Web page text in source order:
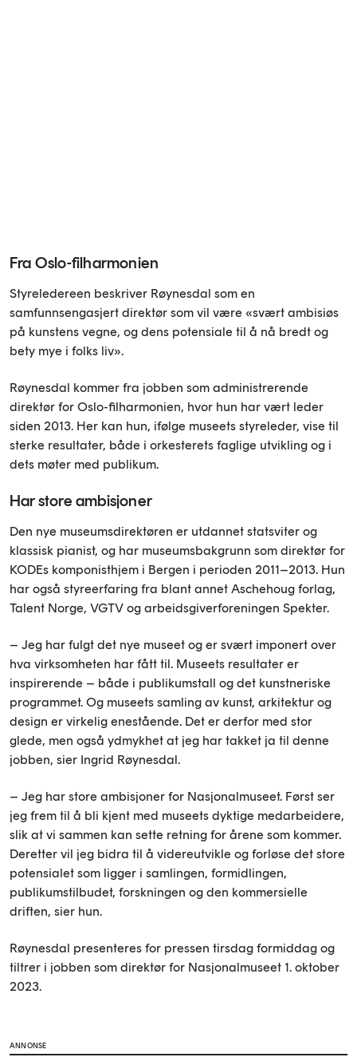
Fra Oslo-filharmonien
Styreledereen beskriver Røynesdal som en
samfunnsengasjert direktør som vil være «svært ambisiøs
på kunstens vegne, og dens potensiale til å nå bredt og
bety mye i folks liv».
Røynesdal kommer fra jobben som administrerende
direktør for Oslo-filharmonien, hvor hun har vært leder
siden 2013. Her kan hun, ifølge museets styreleder, vise til
sterke resultater, både i orkesterets faglige utvikling og i
dets møter med publikum.
Har store ambisjoner
Den nye museumsdirektøren er utdannet statsviter og
klassisk pianist, og har museumsbakgrunn som direktør for
KODEs komponisthjem i Bergen i perioden 2011–2013. Hun
har også styreerfaring fra blant annet Aschehoug forlag,
Talent Norge, VGTV og arbeidsgiverforeningen Spekter.
– Jeg har fulgt det nye museet og er svært imponert over
hva virksomheten har fått til. Museets resultater er
inspirerende – både i publikumstall og det kunstneriske
programmet. Og museets samling av kunst, arkitektur og
design er virkelig enestående. Det er derfor med stor
glede, men også ydmykhet at jeg har takket ja til denne
jobben, sier Ingrid Røynesdal.
– Jeg har store ambisjoner for Nasjonalmuseet. Først ser
jeg frem til å bli kjent med museets dyktige medarbeidere,
slik at vi sammen kan sette retning for årene som kommer.
Deretter vil jeg bidra til å videreutvikle og forløse det store
potensialet som ligger i samlingen, formidlingen,
publikumstilbudet, forskningen og den kommersielle
driften, sier hun.
Røynesdal presenteres for pressen tirsdag formiddag og
tiltrer i jobben som direktør for Nasjonalmuseet 1. oktober
2023.
ANNONSE